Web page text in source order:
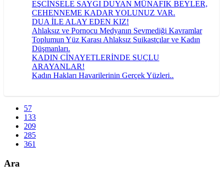
EŞCİNSELE SAYGI DUYAN MÜNAFIK BEYLER,
CEHENNEME KADAR YOLUNUZ VAR.
DUA İLE ALAY EDEN KIZ!
Ahlaksız ve Pornocu Medyanın Sevmediği Kavramlar
Toplumun Yüz Karası Ahlaksız Suikastçılar ve Kadın
Düşmanları.
KADIN CİNAYETLERİNDE SUÇLU
ARAYANLAR!
Kadın Hakları Havarilerinin Gerçek Yüzleri..
57
133
209
285
361
Ara